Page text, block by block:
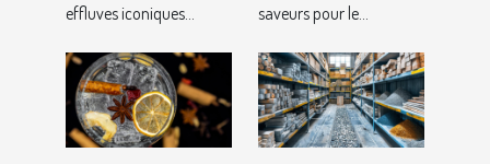
effluves iconiques...
saveurs pour le...